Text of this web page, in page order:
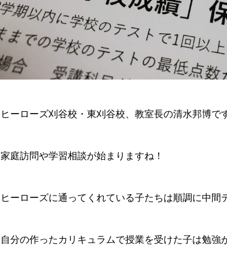
ヒーローズ刈谷校・東刈谷校、教室長の清水邦博で
家庭訪問や学習相談が始まりますね！
ヒーローズに通ってくれている子たちは順調に中間
自分の作ったカリキュラムで授業を受けた子は勉